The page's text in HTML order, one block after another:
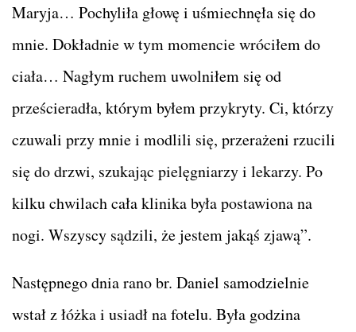
Maryja… Pochyliła głowę i uśmiechnęła się do
mnie. Dokładnie w tym momencie wróciłem do
ciała… Nagłym ruchem uwolniłem się od
prześcieradła, którym byłem przykryty. Ci, którzy
czuwali przy mnie i modlili się, przerażeni rzucili
się do drzwi, szukając pielęgniarzy i lekarzy. Po
kilku chwilach cała klinika była postawiona na
nogi. Wszyscy sądzili, że jestem jakąś zjawą”.
Następnego dnia rano br. Daniel samodzielnie
wstał z łóżka i usiadł na fotelu. Była godzina